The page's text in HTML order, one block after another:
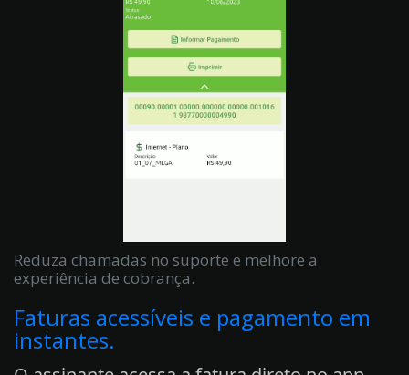
Reduza chamadas no suporte e melhore a
experiência de cobrança.
Faturas acessíveis e pagamento em
instantes.